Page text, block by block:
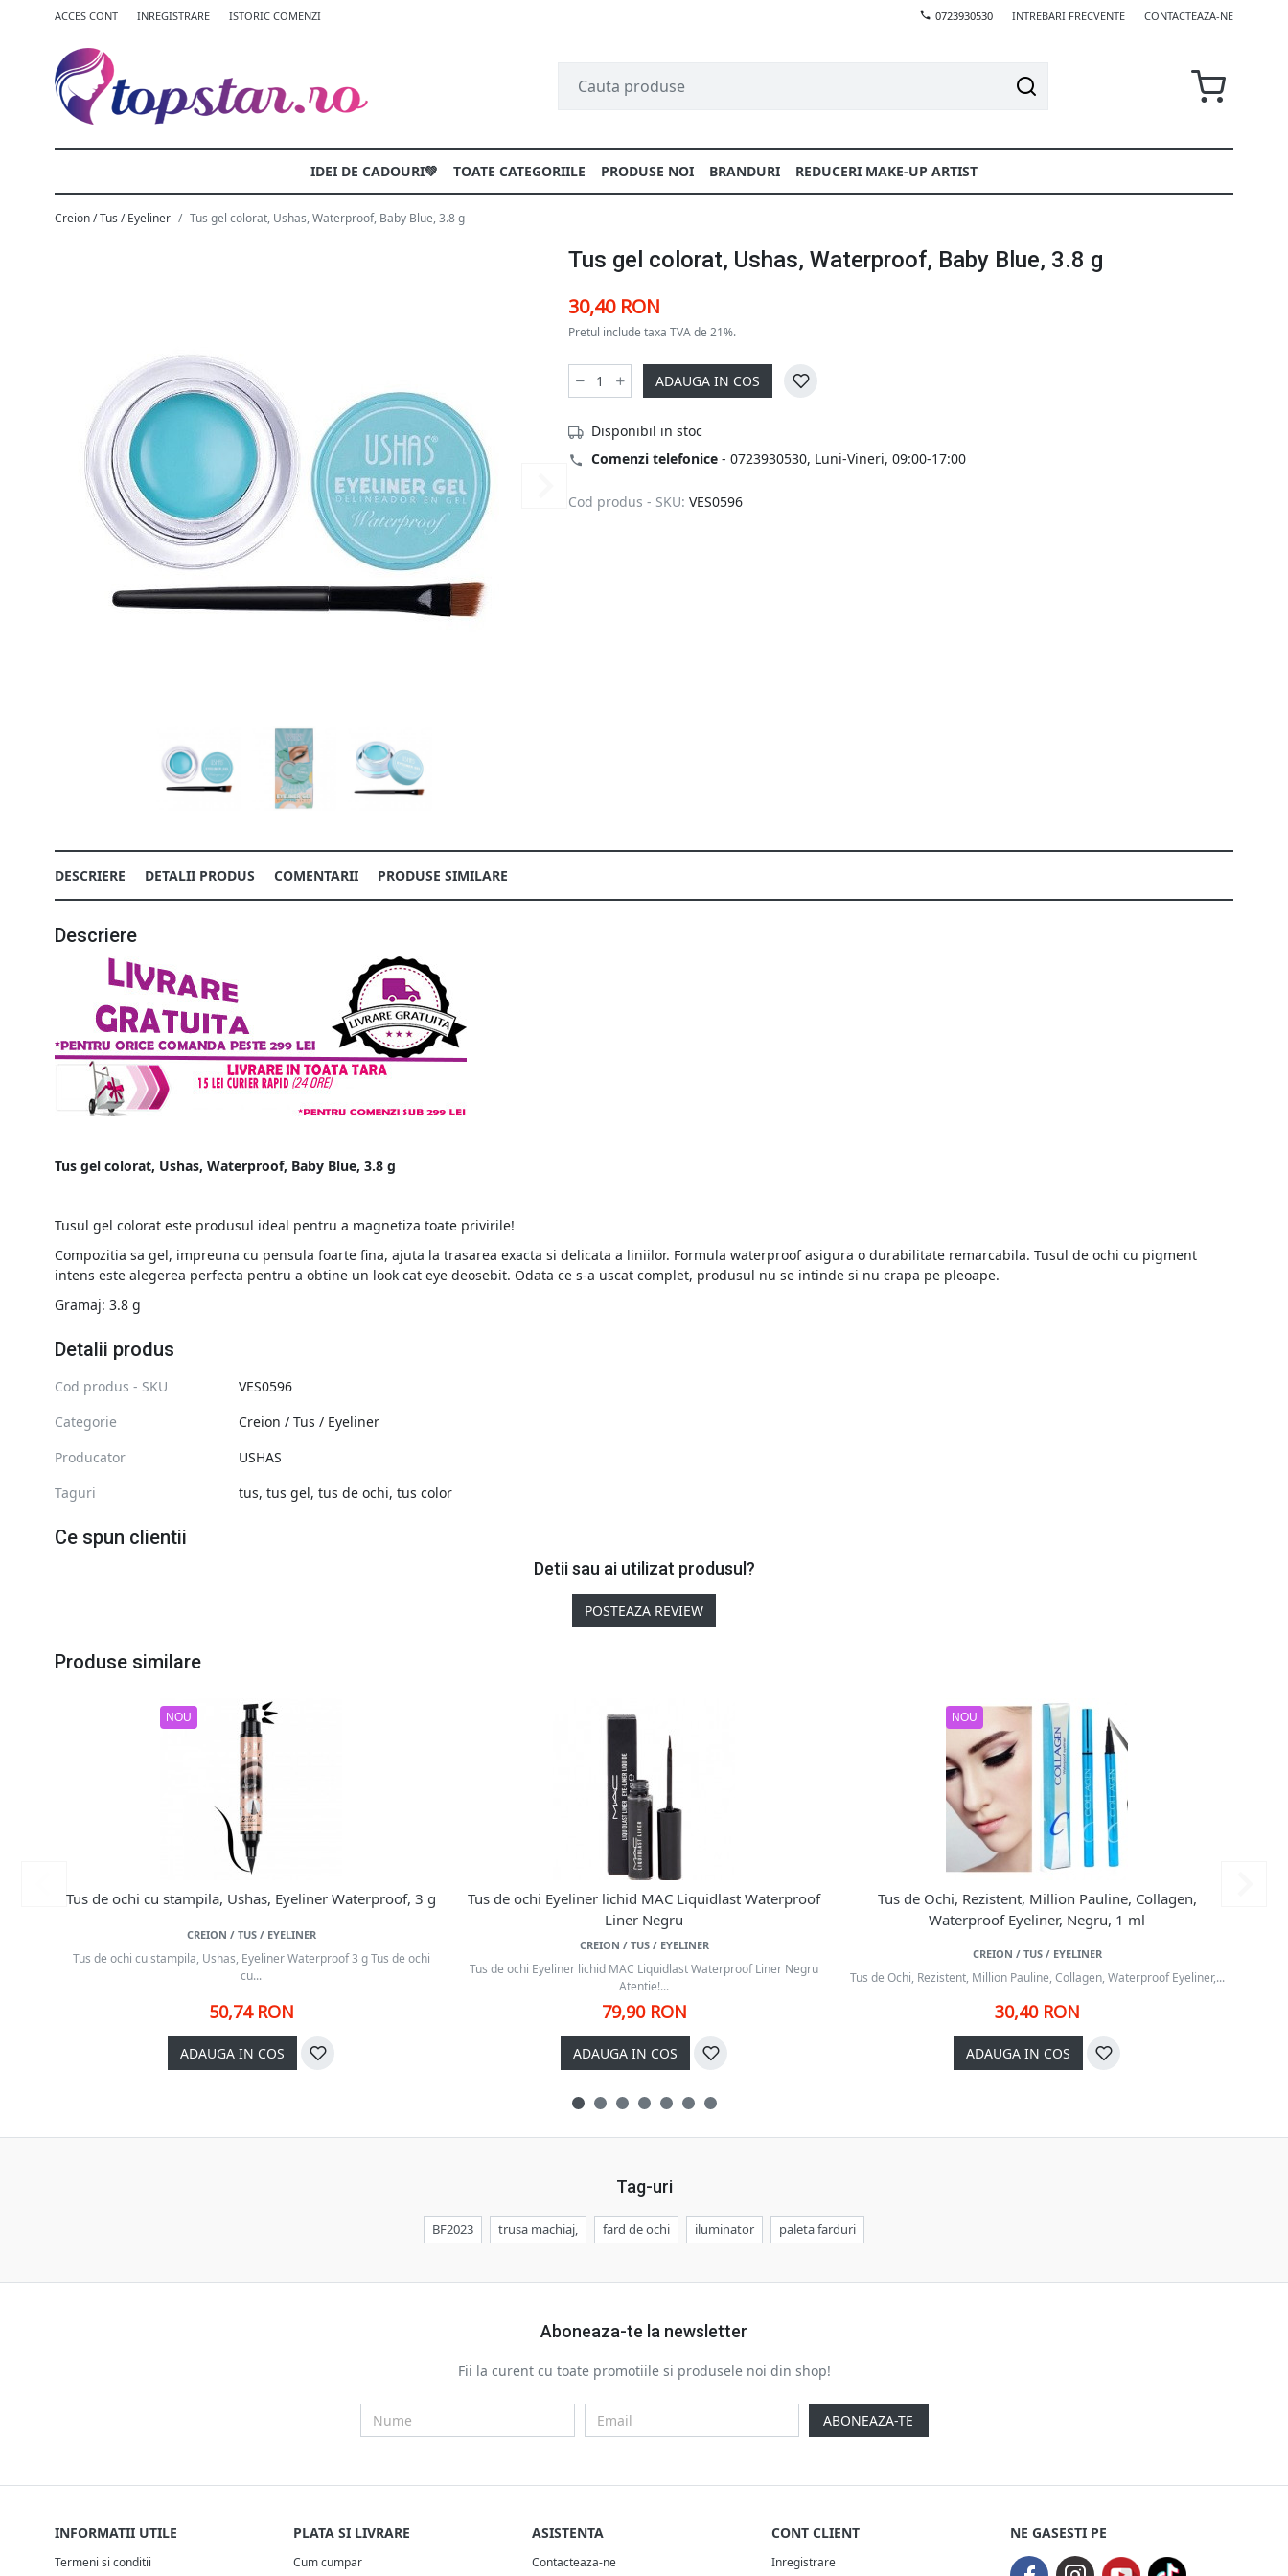
ACCES CONT INREGISTRARE ISTORIC COMENZI 0723930530 INTREBARI FRECVENTE CONTACTEAZA-NE
IDEI DE CADOURI💚 TOATE CATEGORIILE PRODUSE NOI BRANDURI REDUCERI MAKE-UP ARTIST
Creion / Tus / Eyeliner Tus gel colorat, Ushas, Waterproof, Baby Blue, 3.8 g
Tus gel colorat, Ushas, Waterproof, Baby Blue, 3.8 g
30,40 RON
Pretul include taxa TVA de 21%.
ADAUGA IN COS
Disponibil in stoc
Comenzi telefonice - 0723930530, Luni-Vineri, 09:00-17:00
Cod produs - SKU: VES0596
DESCRIERE DETALII PRODUS COMENTARII PRODUSE SIMILARE
Descriere
Tus gel colorat, Ushas, Waterproof, Baby Blue, 3.8 g
Tusul gel colorat este produsul ideal pentru a magnetiza toate privirile!
Compozitia sa gel, impreuna cu pensula foarte fina, ajuta la trasarea exacta si delicata a liniilor. Formula waterproof asigura o durabilitate remarcabila. Tusul de ochi cu pigment
intens este alegerea perfecta pentru a obtine un look cat eye deosebit. Odata ce s-a uscat complet, produsul nu se intinde si nu crapa pe pleoape.
Gramaj: 3.8 g
Detalii produs
Cod produs - SKU
VES0596
Categorie
Creion / Tus / Eyeliner
Producator
USHAS
Taguri
tus, tus gel, tus de ochi, tus color
Ce spun clientii
Detii sau ai utilizat produsul?
POSTEAZA REVIEW
Produse similare
NOU
Tus de ochi cu stampila, Ushas, Eyeliner Waterproof, 3 g
CREION / TUS / EYELINER
Tus de ochi cu stampila, Ushas, Eyeliner Waterproof 3 g Tus de ochi
cu...
50,74 RON
ADAUGA IN COS
Tus de ochi Eyeliner lichid MAC Liquidlast Waterproof
Liner Negru
CREION / TUS / EYELINER
Tus de ochi Eyeliner lichid MAC Liquidlast Waterproof Liner Negru
Atentie!...
79,90 RON
ADAUGA IN COS
NOU
Tus de Ochi, Rezistent, Million Pauline, Collagen,
Waterproof Eyeliner, Negru, 1 ml
CREION / TUS / EYELINER
Tus de Ochi, Rezistent, Million Pauline, Collagen, Waterproof Eyeliner,...
30,40 RON
ADAUGA IN COS
Tag-uri
BF2023 trusa machiaj, fard de ochi iluminator paleta farduri
Aboneaza-te la newsletter
Fii la curent cu toate promotiile si produsele noi din shop!
ABONEAZA-TE
INFORMATII UTILE
Termeni si conditii
PLATA SI LIVRARE
Cum cumpar
ASISTENTA
Contacteaza-ne
CONT CLIENT
Inregistrare
NE GASESTI PE